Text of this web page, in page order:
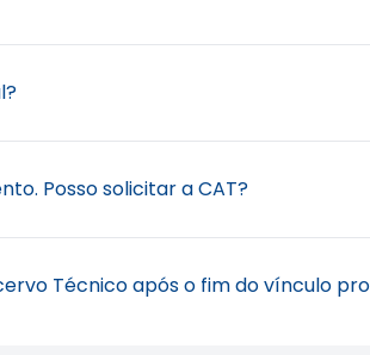
é documento imprescindível
seus diversos níveis de atividade,
sendo executada ou após o
O prazo da
do contrato e às atividades técnicas
Posso solicitar a CAT?
pelo contratante, informando os
Acervo Técnico (CAT) referente à
Técnico após o fim do vínculo